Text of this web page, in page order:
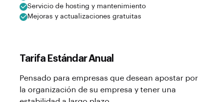
Servicio de hosting y mantenimiento
Mejoras y actualizaciones gratuitas
Tarifa Estándar Anual
Pensado para empresas que desean apostar por
la organización de su empresa y tener una